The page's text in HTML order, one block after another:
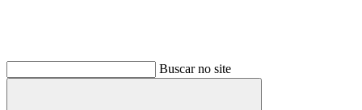
Buscar no site